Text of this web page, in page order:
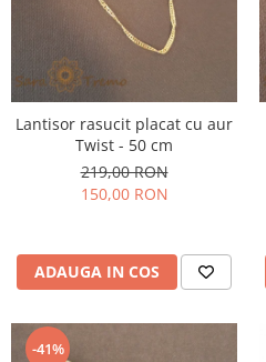
Lantisor rasucit placat cu aur
Twist - 50 cm
219,00 RON
150,00 RON
ADAUGA IN COS
-41%